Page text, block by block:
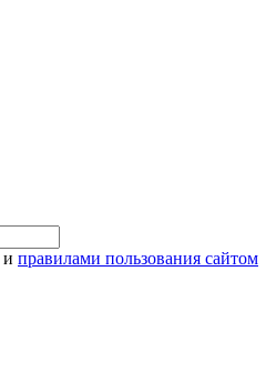
и правилами пользования сайтом